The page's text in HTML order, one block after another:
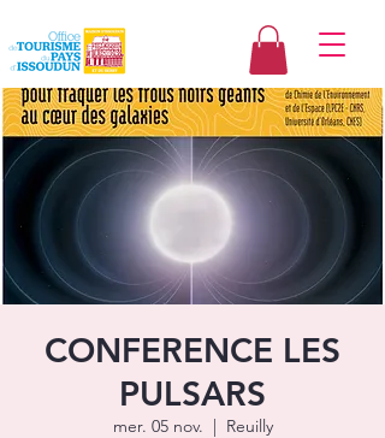
CONFERENCE LES
PULSARS
mer. 05 nov.
  |
Reuilly